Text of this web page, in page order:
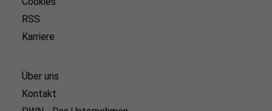
RSS
Karriere
Über uns
Kontakt